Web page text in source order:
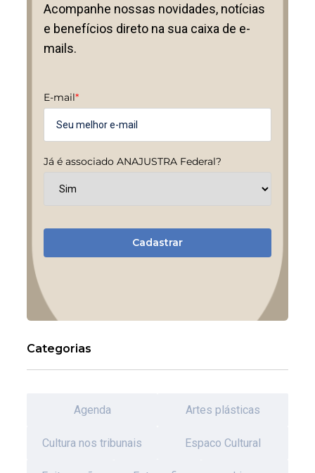
Acompanhe nossas novidades, notícias
e benefícios direto na sua caixa de e-
mails.
E-mail*
Já é associado ANAJUSTRA Federal?
Cadastrar
Categorias
Agenda Artes plásticas
Cultura nos tribunais Espaco Cultural